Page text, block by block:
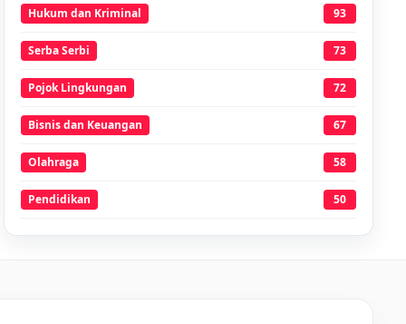
Hukum dan Kriminal 93
Serba Serbi 73
Pojok Lingkungan 72
Bisnis dan Keuangan 67
Olahraga 58
Pendidikan 50